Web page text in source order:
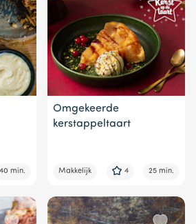
40 min.
Omgekeerde
kerstappeltaart
Makkelijk 4 25 min.